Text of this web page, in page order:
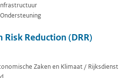
Reduction (DRR)
Zaken en Klimaat / Rijksdienst